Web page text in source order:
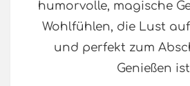
humorvolle, magische
Wohlfühlen, die Lust
und perfekt zum
Genießen